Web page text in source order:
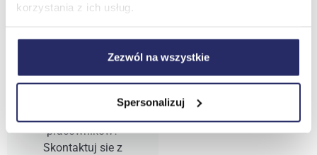
korzystania z ich usług.
Zezwól na wszystkie
Spersonalizuj
zainteresowany
uzyskaniem
dofinasowania dla
pracowników?
Skontaktuj sie z